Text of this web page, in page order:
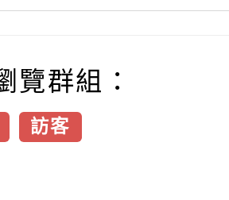
覽群組：
訪客